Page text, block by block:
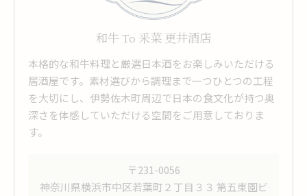
和牛 To 釆菜 更井酒店
本格的な和牛料理と厳選日本酒をお楽しみいただける
居酒屋です。素材選びから調理まで一つひとつの工程
を大切にし、伊勢佐木町周辺で日本の食文化が持つ奥
深さを体感していただける空間をご用意しておりま
す。
〒231-0056
神奈川県横浜市中区若葉町２丁目３３ 第五東園ビ